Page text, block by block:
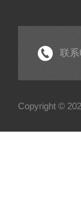
联
Copyright ©